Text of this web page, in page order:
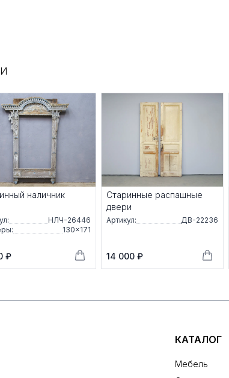
наличник
НЛЧ-26446
130×171
₽
Старинные распашные
двери
Артикул: ДВ-22236
14 000 ₽
КАТАЛОГ
Мебель